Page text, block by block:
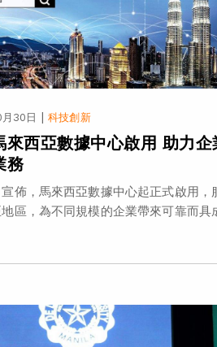
月30日 | 科技創新
來西亞數據中心啟用 助力企
務
佈，馬來西亞數據中心起正式啟用，
區，為不同規模的企業帶來可靠而具